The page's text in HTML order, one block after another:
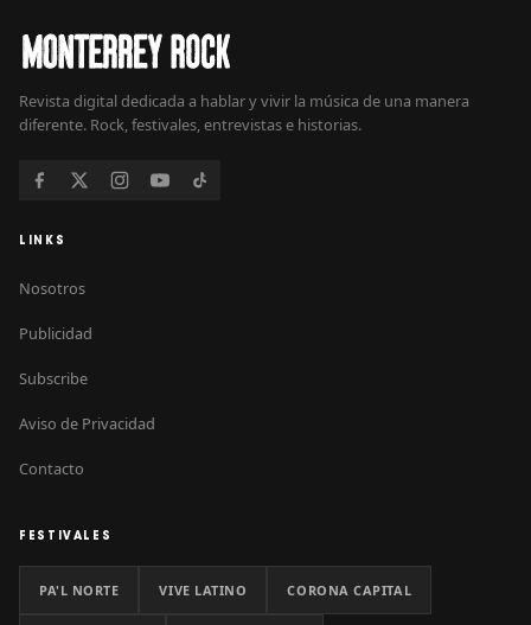
Revista digital dedicada a hablar y vivir la música de una manera
diferente. Rock, festivales, entrevistas e historias.
LINKS
Nosotros
Publicidad
Subscribe
Aviso de Privacidad
Contacto
FESTIVALES
PA'L NORTE VIVE LATINO CORONA CAPITAL